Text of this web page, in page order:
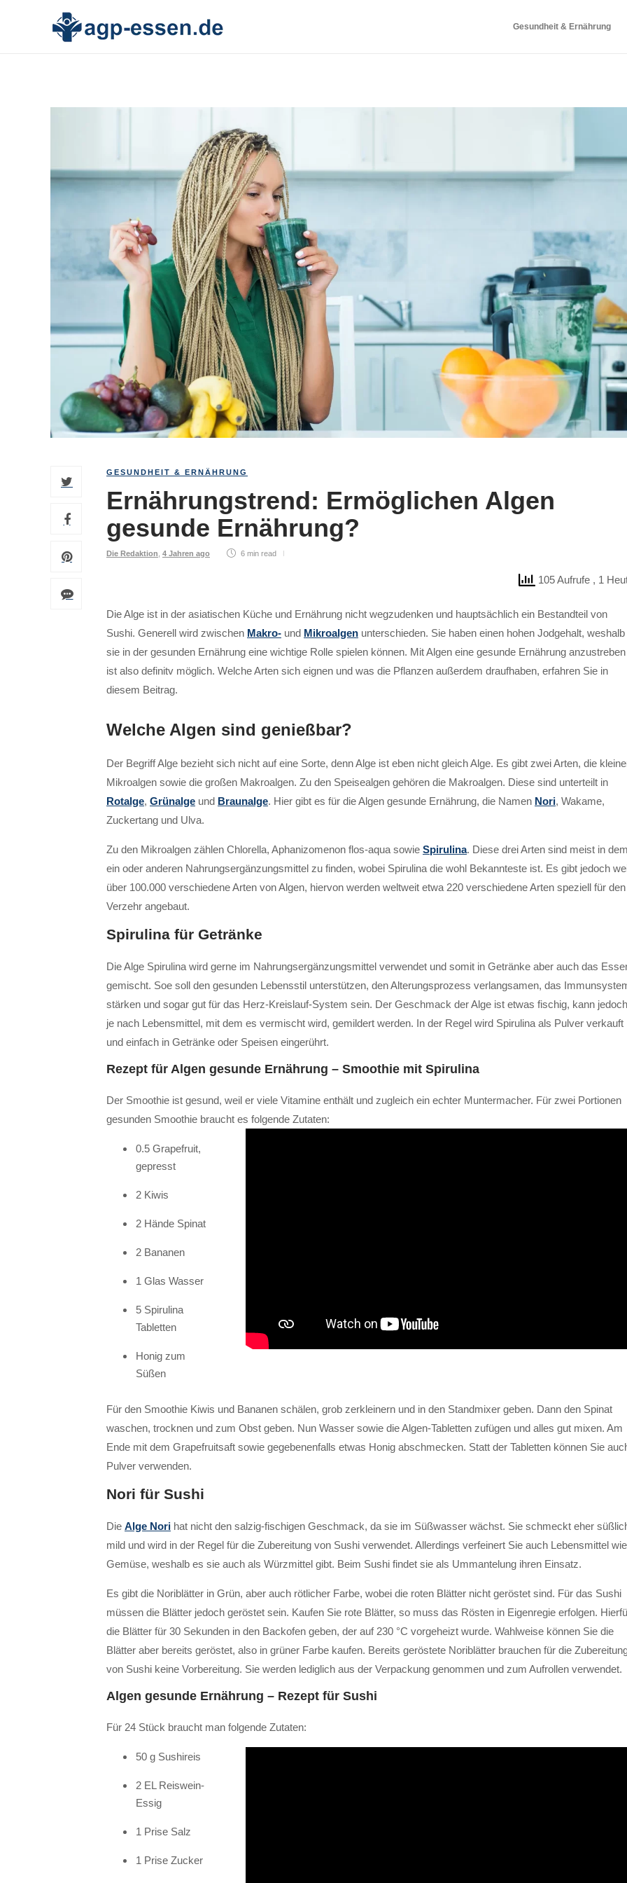
Gesundheit & Ernährung
GESUNDHEIT & ERNÄHRUNG
Ernährungstrend: Ermöglichen Algen
gesunde Ernährung?
Die Redaktion 4 Jahren ago 6 min read
105 Aufrufe , 1
Die Alge ist in der asiatischen Küche und Ernährung nicht wegzudenken und hauptsächlich ein Bestandteil von
Sushi. Generell wird zwischen Makro- und Mikroalgen unterschieden. Sie haben einen hohen Jodgehalt, weshalb
sie in der gesunden Ernährung eine wichtige Rolle spielen können. Mit Algen eine gesunde Ernährung anzustreben
ist also definitv möglich. Welche Arten sich eignen und was die Pflanzen außerdem draufhaben, erfahren Sie in
diesem Beitrag.
Welche Algen sind genießbar?
Der Begriff Alge bezieht sich nicht auf eine Sorte, denn Alge ist eben nicht gleich Alge. Es gibt zwei Arten, die
Mikroalgen sowie die großen Makroalgen. Zu den Speisealgen gehören die Makroalgen. Diese sind unterteilt in
Rotalge, Grünalge und Braunalge. Hier gibt es für die Algen gesunde Ernährung, die Namen Nori, Wakame,
Zuckertang und Ulva.
Zu den Mikroalgen zählen Chlorella, Aphanizomenon flos-aqua sowie Spirulina. Diese drei Arten sind meist in dem
ein oder anderen Nahrungsergänzungsmittel zu finden, wobei Spirulina die wohl Bekannteste ist. Es gibt jedoch
über 100.000 verschiedene Arten von Algen, hiervon werden weltweit etwa 220 verschiedene Arten speziell für den
Verzehr angebaut.
Spirulina für Getränke
Die Alge Spirulina wird gerne im Nahrungsergänzungsmittel verwendet und somit in Getränke aber auch das
gemischt. Soe soll den gesunden Lebensstil unterstützen, den Alterungsprozess verlangsamen, das
stärken und sogar gut für das Herz-Kreislauf-System sein. Der Geschmack der Alge ist etwas fischig, kann jedoch
je nach Lebensmittel, mit dem es vermischt wird, gemildert werden. In der Regel wird Spirulina als Pulver verkauft
und einfach in Getränke oder Speisen eingerührt.
Rezept für Algen gesunde Ernährung – Smoothie mit Spirulina
Der Smoothie ist gesund, weil er viele Vitamine enthält und zugleich ein echter Muntermacher. Für zwei Portionen
gesunden Smoothie braucht es folgende Zutaten:
0.5 Grapefruit,
gepresst
2 Kiwis
2 Hände Spinat
2 Bananen
1 Glas Wasser
5 Spirulina
Tabletten
Honig zum
Süßen
Für den Smoothie Kiwis und Bananen schälen, grob zerkleinern und in den Standmixer geben. Dann den Spinat
waschen, trocknen und zum Obst geben. Nun Wasser sowie die Algen-Tabletten zufügen und alles gut mixen. Am
Ende mit dem Grapefruitsaft sowie gegebenenfalls etwas Honig abschmecken. Statt der Tabletten können Sie
Pulver verwenden.
Nori für Sushi
Die Alge Nori hat nicht den salzig-fischigen Geschmack, da sie im Süßwasser wächst. Sie schmeckt eher
mild und wird in der Regel für die Zubereitung von Sushi verwendet. Allerdings verfeinert Sie auch Lebensmittel wie
Gemüse, weshalb es sie auch als Würzmittel gibt. Beim Sushi findet sie als Ummantelung ihren Einsatz.
Es gibt die Noriblätter in Grün, aber auch rötlicher Farbe, wobei die roten Blätter nicht geröstet sind. Für das Sushi
müssen die Blätter jedoch geröstet sein. Kaufen Sie rote Blätter, so muss das Rösten in Eigenregie erfolgen.
die Blätter für 30 Sekunden in den Backofen geben, der auf 230 °C vorgeheizt wurde. Wahlweise können Sie die
Blätter aber bereits geröstet, also in grüner Farbe kaufen. Bereits geröstete Noriblätter brauchen für die
von Sushi keine Vorbereitung. Sie werden lediglich aus der Verpackung genommen und zum Aufrollen verwendet.
Algen gesunde Ernährung – Rezept für Sushi
Für 24 Stück braucht man folgende Zutaten:
50 g Sushireis
2 EL Reiswein-
Essig
1 Prise Salz
1 Prise Zucker